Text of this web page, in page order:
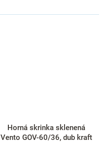
Horná skrinka sklenená
Vento GOV-60/36, dub kraft